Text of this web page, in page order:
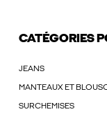
CATÉGORIES
JEANS
MANTEAUX ET
SURCHEMISES